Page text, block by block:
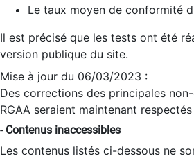
Le taux moyen de conformité
Il est précisé que les tests ont été
version publique du site.
Mise à jour du 06/03/2023 :
Des corrections des principales
RGAA seraient maintenant
- Contenus inaccessibles
Les contenus listés ci-dessous ne